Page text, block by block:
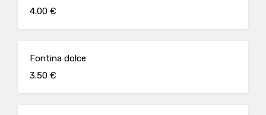
4.00 €
Fontina dolce
3.50 €